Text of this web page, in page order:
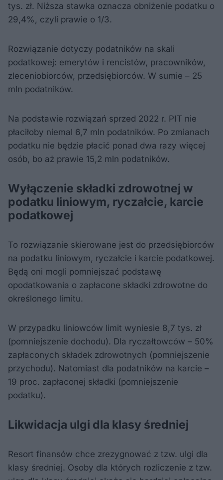
tys. zł. Niższa stawka oznacza obniżenie podatku o
29,4%, czyli prawie o 1/3.
Rozwiązanie dotyczy podatników na skali
podatkowej: emerytów i rencistów, pracowników,
zleceniobiorców, przedsiębiorców. W sumie – 25
mln podatników.
Na podstawie rozwiązań sprzed 2022 r. PIT nie
płaciłoby niemal 6,7 mln podatników. Po zmianach
podatku nie będzie płacić ponad dwa razy więcej
osób, bo aż prawie 15,2 mln podatników.
Wyłączenie składki zdrowotnej w
podatku liniowym, ryczałcie, karcie
podatkowej
To rozwiązanie skierowane jest do przedsiębiorców
na podatku liniowym, ryczałcie i karcie podatkowej.
Będą oni mogli pomniejszać podstawę
opodatkowania o zapłacone składki zdrowotne do
określonego limitu.
W przypadku liniowców limit wyniesie 8,7 tys. zł
(pomniejszenie dochodu). Dla ryczałtowców – 50%
zapłaconych składek zdrowotnych (pomniejszenie
przychodu). Natomiast dla podatników na karcie –
19 proc. zapłaconej składki (pomniejszenie
podatku).
Likwidacja ulgi dla klasy średniej
Resort finansów chce zrezygnować z tzw. ulgi dla
klasy średniej. Osoby dla których rozliczenie z tzw.